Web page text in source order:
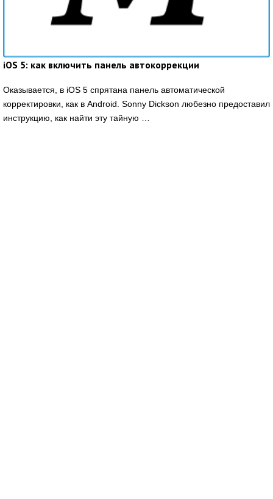
iOS 5: как включить панель автокоррекции
Оказывается, в iOS 5 спрятана панель автоматической
корректировки, как в Android. Sonny Dickson любезно предоставил
инструкцию, как найти эту тайную …